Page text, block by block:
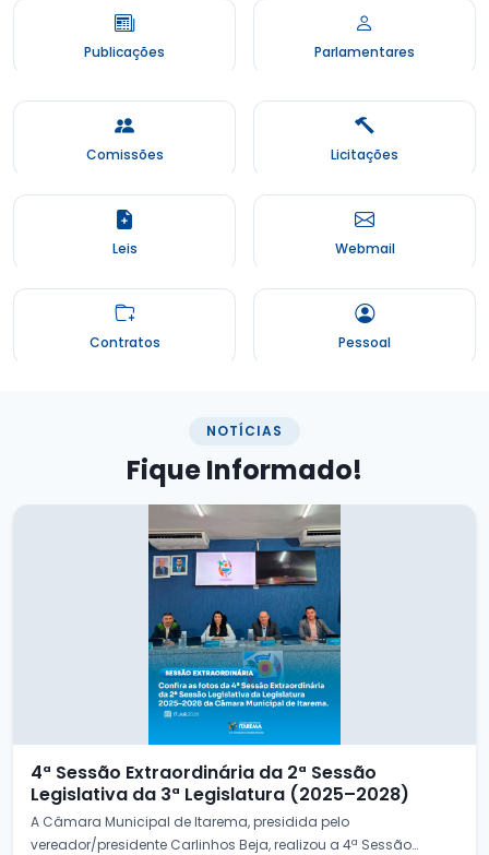
Publicações Parlamentares
Comissões Licitações
Leis Webmail
Contratos Pessoal
NOTÍCIAS
FiqueInformado!
4ª Sessão Extraordinária da 2ª Sessão
Legislativa da 3ª Legislatura (2025–2028)
A Câmara Municipal de Itarema, presidida pelo
vereador/presidente Carlinhos Beja, realizou a 4ª Sessão